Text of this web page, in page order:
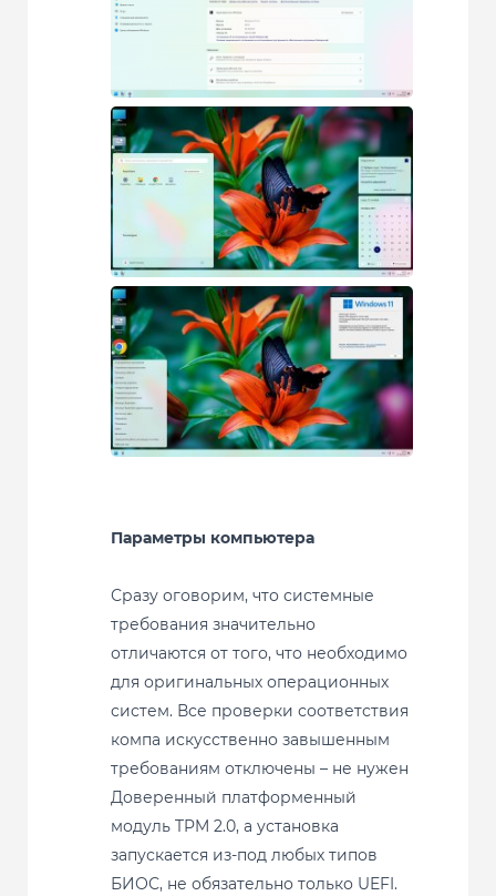
Параметры компьютера
Сразу оговорим, что системные
требования значительно
отличаются от того, что необходимо
для оригинальных операционных
систем. Все проверки соответствия
компа искусственно завышенным
требованиям отключены – не нужен
Доверенный платформенный
модуль TPM 2.0, а установка
запускается из-под любых типов
БИОС, не обязательно только UEFI.